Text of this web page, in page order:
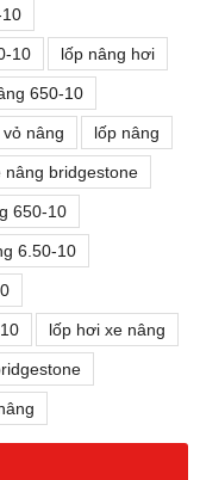
10 lốp nâng hơi
650-10
vỏ nâng lốp nâng
nâng bridgestone
650-10
6.50-10
lốp hơi xe nâng